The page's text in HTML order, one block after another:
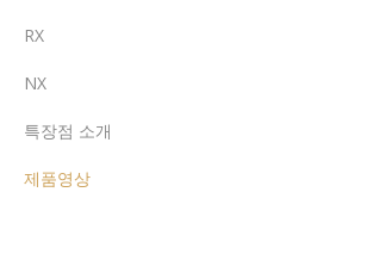
RX
NX
특장점 소개
제품영상